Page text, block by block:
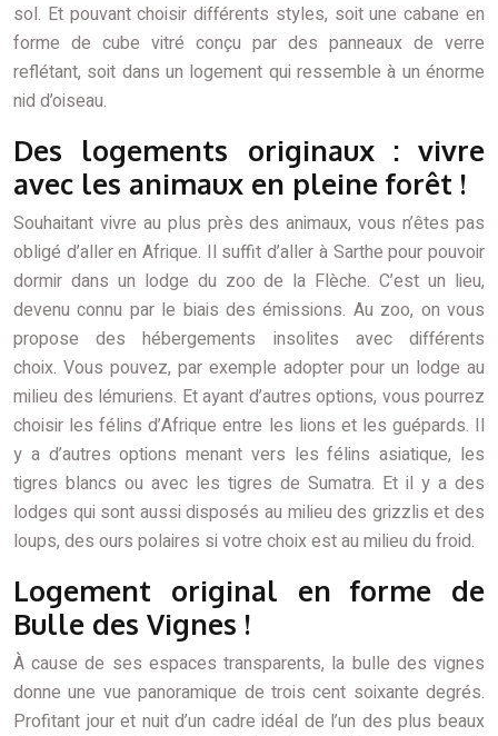
sol. Et pouvant choisir différents styles, soit une cabane en
forme de cube vitré conçu par des panneaux de verre
reflétant, soit dans un logement qui ressemble à un énorme
nid d’oiseau.
Des logements originaux : vivre
avec les animaux en pleine forêt !
Souhaitant vivre au plus près des animaux, vous n’êtes pas
obligé d’aller en Afrique. Il suffit d’aller à Sarthe pour pouvoir
dormir dans un lodge du zoo de la Flèche. C’est un lieu,
devenu connu par le biais des émissions. Au zoo, on vous
propose des hébergements insolites avec différents
choix. Vous pouvez, par exemple adopter pour un lodge au
milieu des lémuriens. Et ayant d’autres options, vous pourrez
choisir les félins d’Afrique entre les lions et les guépards. Il
y a d’autres options menant vers les félins asiatique, les
tigres blancs ou avec les tigres de Sumatra. Et il y a des
lodges qui sont aussi disposés au milieu des grizzlis et des
loups, des ours polaires si votre choix est au milieu du froid.
Logement original en forme de
Bulle des Vignes !
À cause de ses espaces transparents, la bulle des vignes
donne une vue panoramique de trois cent soixante degrés.
Profitant jour et nuit d’un cadre idéal de l’un des plus beaux